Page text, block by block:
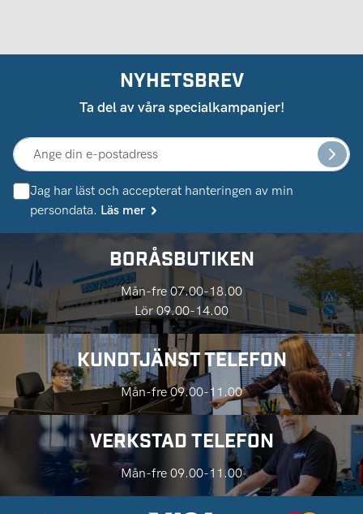
NYHETSBREV
Ta del av våra specialkampanjer!
Jag har läst och accepterat hanteringen av min
persondata. Läs mer
BORÅSBUTIKEN
Mån-fre 07.00-18.00
Lör 09.00-14.00
KUNDTJÄNST TELEFON
Mån-fre 09.00-11.00
VERKSTAD TELEFON
Mån-fre 09.00-11.00